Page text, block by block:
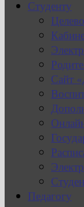
Студенту
Сайт
Педагогу